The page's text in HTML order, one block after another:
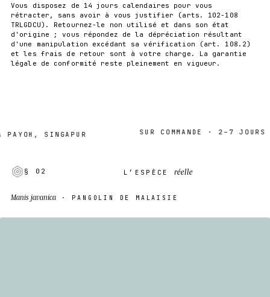
Vous disposez de 14 jours calendaires pour vous
rétracter, sans avoir à vous justifier (arts. 102-108
TRLGDCU). Retournez-le non utilisé et dans son état
d'origine ; vous répondez de la dépréciation résultant
d'une manipulation excédant sa vérification (art. 108.2)
et les frais de retour sont à votre charge. La garantie
légale de conformité reste pleinement en vigueur.
SINGAPUR SUR COMMANDE · 2–7 JOURS
§ 02 L’ESPÈCEréelle
Manis javanica · PANGOLIN DE MALAISIE